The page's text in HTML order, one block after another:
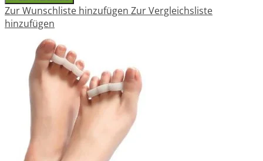
Zur Wunschliste hinzufügen Zur Vergleichsliste
hinzufügen